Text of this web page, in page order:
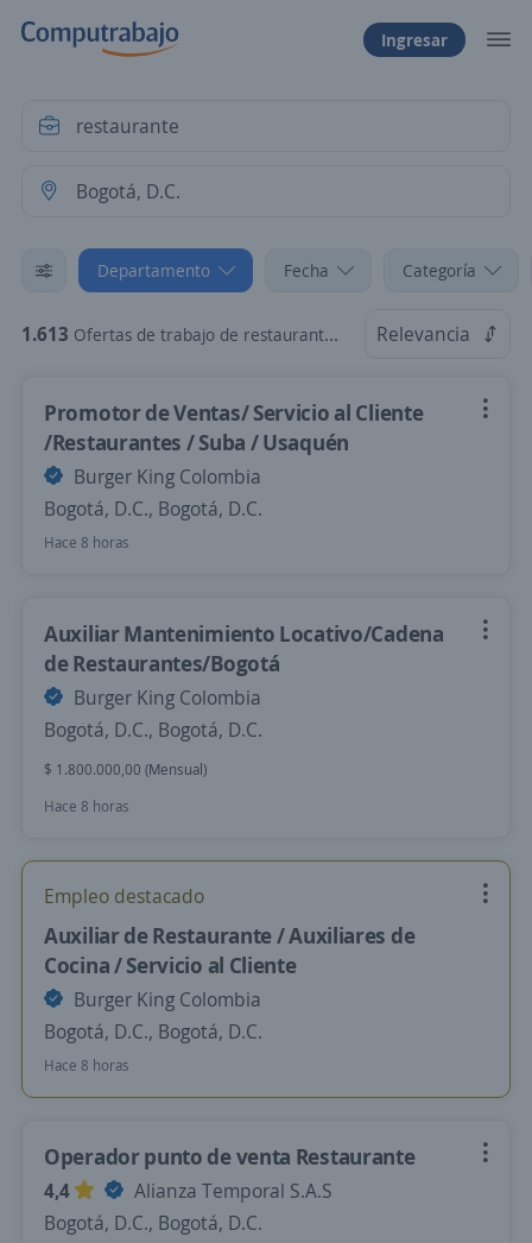
Ingresar
Departamento Fecha Categoría
1.613 Ofertas de trabajo de restaurante en Bogotá, D.C., Bogotá, D.C. Relevancia
Promotor de Ventas/ Servicio al Cliente
/Restaurantes / Suba / Usaquén
Burger King Colombia
Bogotá, D.C., Bogotá, D.C.
Hace 8 horas
Auxiliar Mantenimiento Locativo/Cadena
de Restaurantes/Bogotá
Burger King Colombia
Bogotá, D.C., Bogotá, D.C.
$ 1.800.000,00 (Mensual)
Hace 8 horas
Empleo destacado
Auxiliar de Restaurante / Auxiliares de
Cocina / Servicio al Cliente
Burger King Colombia
Bogotá, D.C., Bogotá, D.C.
Hace 8 horas
Operador punto de venta Restaurante
4,4
Alianza Temporal S.A.S
Bogotá, D.C., Bogotá, D.C.